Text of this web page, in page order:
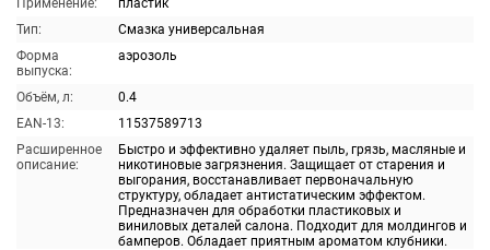
Применение:
пластик
Тип:
Смазка универсальная
Форма
выпуска:
аэрозоль
Объём, л:
0.4
EAN-13:
11537589713
Расширенное
описание:
Быстро и эффективно удаляет пыль, грязь, масляные и
никотиновые загрязнения. Защищает от старения и
выгорания, восстанавливает первоначальную
структуру, обладает антистатическим эффектом.
Предназначен для обработки пластиковых и
виниловых деталей салона. Подходит для молдингов и
бамперов. Обладает приятным ароматом клубники.